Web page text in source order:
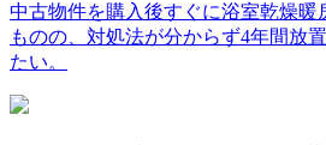
中古物件を購入後すぐに浴室乾燥暖
ものの、対処法が分からず4年間放
たい。